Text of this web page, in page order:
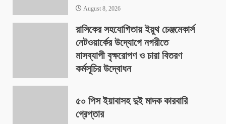
August 8, 2026
রাসিকের সহযোগিতায় ইয়ুথ চেঞ্জমেকার্স
নেটওয়ার্কের উদ্যোগে নগরীতে
মাসব্যাপী বৃক্ষরোপণ ও চারা বিতরণ
কর্মসূচির উদ্বোধন
৫০ পিস ইয়াবাসহ দুই মাদক কারবারি
গ্রেপ্তার